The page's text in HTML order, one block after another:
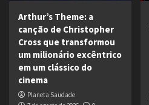
Arthur’s Theme: a
canção de Christopher
Cross que transformou
um milionário excêntrico
em um clássico do
cinema
Planeta Saudade